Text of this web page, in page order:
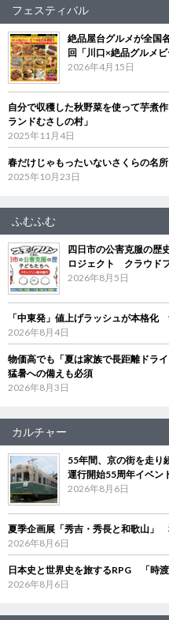
フェスティバル
絶品屋台グルメが全国
回「川口×絶品グルメ
2026年4月15日
自分で収穫した秋野菜を使って芋煮
ランドむさしの村」
2025年11月4日
春だけじゃもったいないさくらの名
2025年10月23日
ふむふむ
四日市の公害克服の歴
ロジェクト クラウド
2026年8月5日
「中東発」値上げラッシュが本格
2026年8月4日
物価高でも「夏は家族で長距離ドラ
猛暑への備えも必須
2026年8月3日
カルチャー
55年間、京の街を走り
運行開始55周年イベン
2026年8月6日
夏季企画展「秀吉・秀長と和歌山」
2026年8月6日
日本史と世界史を旅するRPG 「時
2026年8月6日